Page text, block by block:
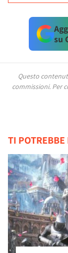
su
Questo
commissioni. Per
TI POTREBBE